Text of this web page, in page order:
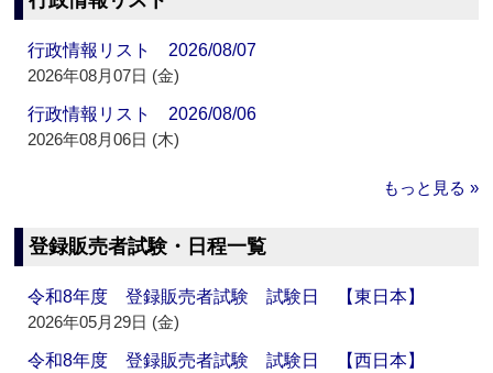
行政情報リスト 2026/08/07
2026年08月07日 (金)
行政情報リスト 2026/08/06
2026年08月06日 (木)
もっと見る »
登録販売者試験・日程一覧
令和8年度 登録販売者試験 試験日 【東日本】
2026年05月29日 (金)
令和8年度 登録販売者試験 試験日 【西日本】